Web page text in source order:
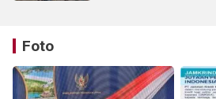
Foto